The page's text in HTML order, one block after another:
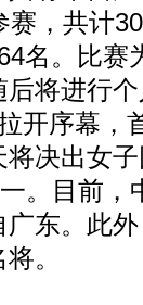
赛，共计
名。比赛
将进行
开序幕，
决出女
。目前
广东。此
。